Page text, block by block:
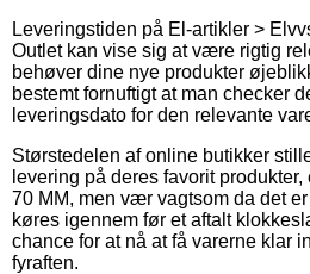
Leveringstiden på El-artikler >
Outlet kan vise sig at være rigtig
behøver dine nye produkter
bestemt fornuftigt at man checker
leveringsdato for den relevante
Størstedelen af online butikker
levering på deres favorit
70 MM, men vær vagtsom da det
køres igennem før et aftalt
chance for at nå at få varerne klar
fyraften.